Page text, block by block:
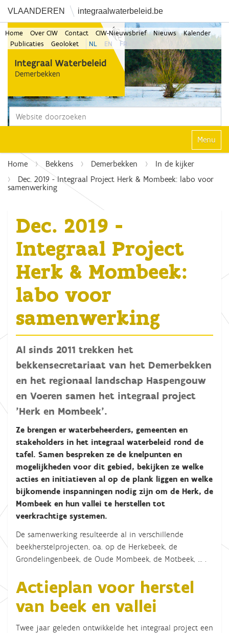
VLAANDEREN integraalwaterbeleid.be
Zoek
Home Over CIW Contact CIW-Nieuwsbrief Nieuws
Kalender
Publicaties
Geoloket NL EN FR
Klap
Home Bekkens Demerbekken
In de kijker
Dec. 2019 - Integraal Project Herk & Mombeek: labo voor
samenwerking
Dec. 2019 -
Integraal Project
Herk & Mombeek:
labo voor
samenwerking
Al sinds 2011 trekken het
bekkensecretariaat van het Demerbekken
en het regionaal landschap Haspengouw
en Voeren samen het integraal project
'Herk en Mombeek’.
Ze brengen er waterbeheerders, gemeenten en
stakeholders in het integraal waterbeleid rond de
tafel. Samen bespreken ze de knelpunten en
mogelijkheden voor dit gebied, bekijken ze welke
acties en initiatieven al op de plank liggen en welke
bijkomende inspanningen nodig zijn om de Herk, de
Mombeek en hun vallei te herstellen tot
veerkrachtige systemen.
De samenwerking resulteerde al in verschillende
beekherstelprojecten, oa. op de Herkebeek, de
Grondelingenbeek, de Oude Mombeek, de Motbeek, … .
Actieplan voor herstel
van beek en vallei
Twee jaar geleden ontwikkelde het integraal project een